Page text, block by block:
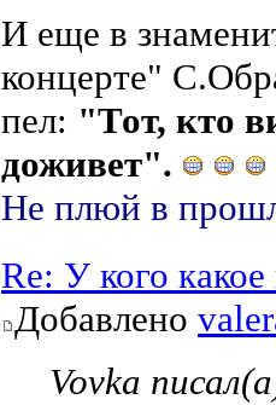
И еще в
концерте"
пел: "Тот, кто
доживет".
Не плюй в
Re: У кого
Добавлено
Vovka